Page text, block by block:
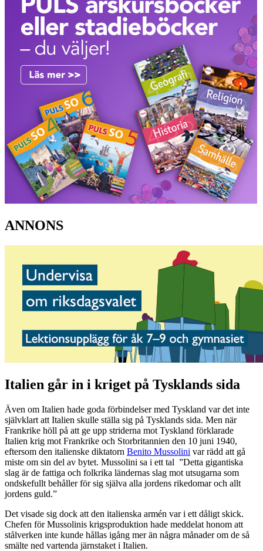
ANNONS
Italien går in i kriget på Tysklands sida
Även om Italien hade goda förbindelser med Tyskland var det inte
självklart att Italien skulle ställa sig på Tysklands sida. Men när
Frankrike höll på att ge upp striderna mot Tyskland förklarade
Italien krig mot Frankrike och Storbritannien den 10 juni 1940,
eftersom den italienske diktatorn Benito Mussolini var rädd att gå
miste om sin del av bytet. Mussolini sa i ett tal ”Detta gigantiska
slag är de fattiga och folkrika ländernas slag mot utsugarna som
ondskefullt behåller för sig själva alla jordens rikedomar och allt
jordens guld.”
Det visade sig dock att den italienska armén var i ett dåligt skick.
Chefen för Mussolinis krigsproduktion hade meddelat honom att
stålverken inte kunde hållas igång mer än några månader om de så
smälte ned vartenda järnstaket i Italien.